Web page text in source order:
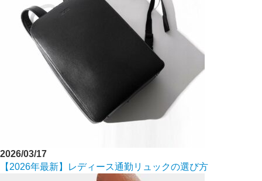
2026/03/17
【2026年最新】レディース通勤リュックの選び方